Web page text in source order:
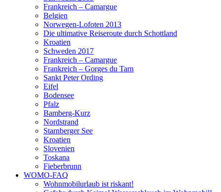
Frankreich – Camargue
Belgien
Norwegen-Lofoten 2013
Die ultimative Reiseroute durch Schottland
Kroatien
Schweden 2017
Frankreich – Camargue
Frankreich – Gorges du Tarn
Sankt Peter Ording
Eifel
Bodensee
Pfalz
Bamberg-Kurz
Nordstrand
Starnberger See
Kroatien
Slovenien
Toskana
Fieberbrunn
WOMO-FAQ
Wohnmobilurlaub ist riskant!